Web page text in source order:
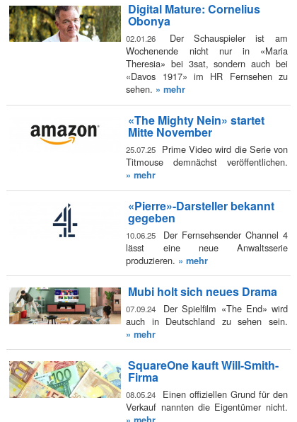
Digital Mature: Cornelius
Obonya
02.01.26
Der Schauspieler ist am
Wochenende nicht nur in «Maria
Theresia» bei 3sat, sondern auch bei
«Davos 1917» im HR Fernsehen zu
sehen. » mehr
«The Mighty Nein» startet
Mitte November
25.07.25
Prime Video wird die Serie von
Titmouse demnächst veröffentlichen.
» mehr
«Pierre»-Darsteller bekannt
gegeben
10.06.25
Der Fernsehsender Channel 4
lässt eine neue Anwaltsserie
produzieren. » mehr
Mubi holt sich neues Drama
07.09.24
Der Spielfilm «The End» wird
auch in Deutschland zu sehen sein.
» mehr
SquareOne kauft Will-Smith-
Firma
08.05.24
Einen offiziellen Grund für den
Verkauf nannten die Eigentümer nicht.